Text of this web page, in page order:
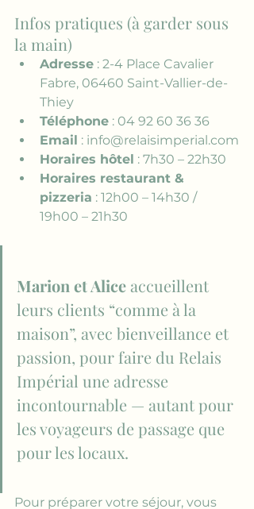
Infos pratiques (à garder sous
la main)
Adresse : 2-4 Place Cavalier
Fabre, 06460 Saint-Vallier-de-
Thiey
Téléphone : 04 92 60 36 36
Email : info@relaisimperial.com
Horaires hôtel : 7h30 – 22h30
Horaires restaurant &
pizzeria : 12h00 – 14h30 /
19h00 – 21h30
Marion et Alice accueillent
leurs clients “comme à la
maison”, avec bienveillance et
passion, pour faire du Relais
Impérial une adresse
incontournable — autant pour
les voyageurs de passage que
pour les locaux.
Pour préparer votre séjour, vous